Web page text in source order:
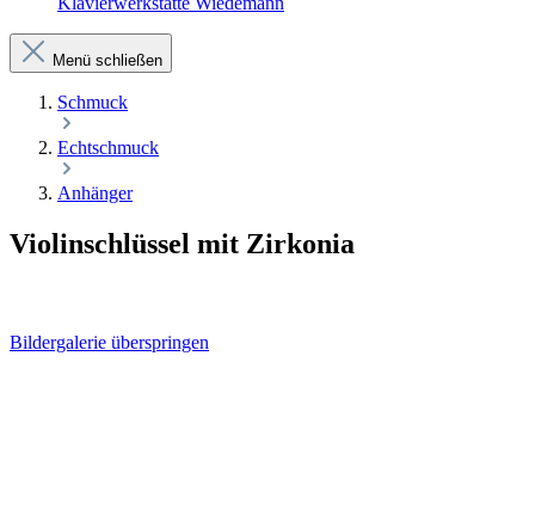
Menü schließen
Schmuck
Echtschmuck
Anhänger
Violinschlüssel mit Zirkonia
Bildergalerie überspringen